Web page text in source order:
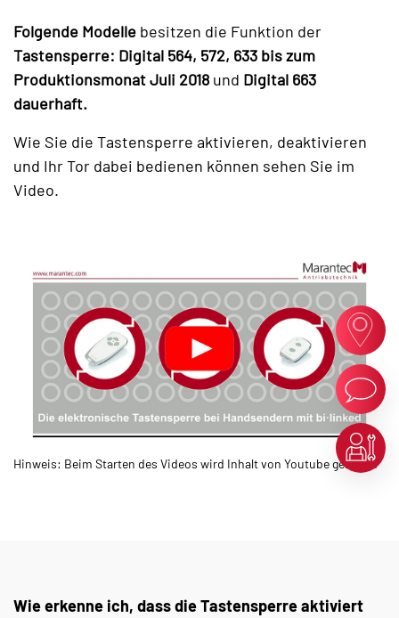
Folgende Modelle besitzen die Funktion der
Tastensperre: Digital 564, 572, 633 bis zum
Produktionsmonat Juli 2018 und Digital 663
dauerhaft.
Wie Sie die Tastensperre aktivieren, deaktivieren
und Ihr Tor dabei bedienen können sehen Sie im
Video.
Hinweis: Beim Starten des Videos wird Inhalt von Youtube geladen.
Wie erkenne ich, dass die Tastensperre aktiviert